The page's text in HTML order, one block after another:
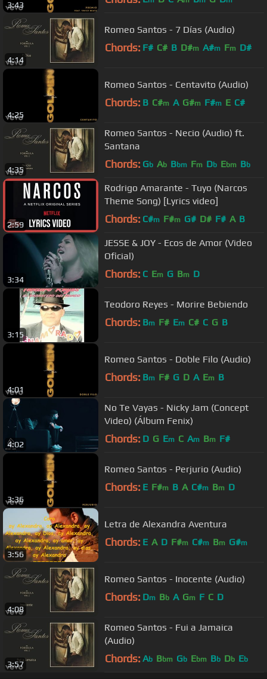
3:43
4:14
Romeo Santos - 7 Días (Audio)
Chords: F# C# B D#m A#m Fm D#
4:25
Romeo Santos - Centavito (Audio)
Chords: B C#m A G#m F#m E C#
4:35
Romeo Santos - Necio (Audio) ft.
Santana
Chords: Gb Ab Bbm Fm Db Ebm Bb
2:59
Rodrigo Amarante - Tuyo (Narcos
Theme Song) [Lyrics video]
Chords: C#m F#m G# D# F# A B
3:34
JESSE & JOY - Ecos de Amor (Video
Oficial)
Chords: C Em G Bm D
3:15
Teodoro Reyes - Morire Bebiendo
Chords: Bm F# Em C# C G B
4:01
Romeo Santos - Doble Filo (Audio)
Chords: Bm F# G D A Em B
4:02
No Te Vayas - Nicky Jam (Concept
Video) (Álbum Fenix)
Chords: D G Em C Am Bm F#
3:36
Romeo Santos - Perjurio (Audio)
Chords: E F#m B A C#m Bm D
3:56
Letra de Alexandra Aventura
Chords: E A D F#m C#m Bm G#m
4:08
Romeo Santos - Inocente (Audio)
Chords: Dm Bb A Gm F C D
3:57
Romeo Santos - Fui a Jamaica
(Audio)
Chords: Ab Bbm Gb Ebm Bb Db Eb